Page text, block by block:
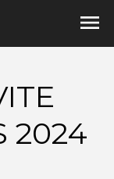
menu
2024